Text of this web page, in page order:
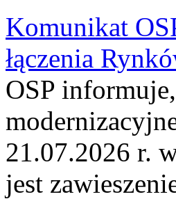
Komunikat
łączenia
OSP
21.07.2026 r.
jest